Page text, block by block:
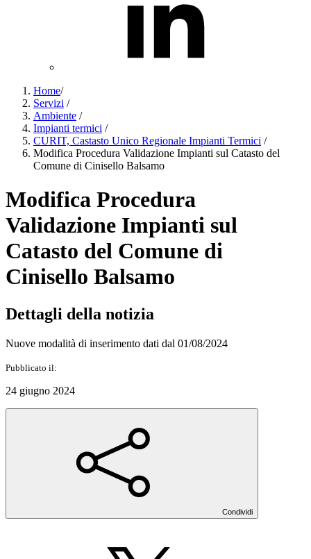
Home/
Servizi /
Ambiente /
Impianti termici /
CURIT, Castasto Unico Regionale Impianti Termici /
Modifica Procedura Validazione Impianti sul Catasto del
Comune di Cinisello Balsamo
Modifica Procedura
Validazione Impianti sul
Catasto del Comune di
Cinisello Balsamo
Dettagli della notizia
Nuove modalità di inserimento dati dal 01/08/2024
Pubblicato il:
24 giugno 2024
Condividi